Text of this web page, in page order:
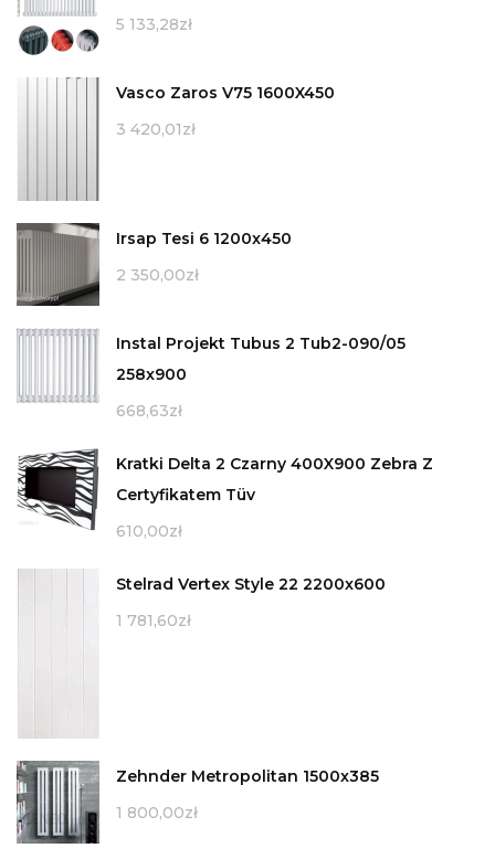
5 133,28zł
Vasco Zaros V75 1600X450
3 420,01zł
Irsap Tesi 6 1200x450
2 350,00zł
Instal Projekt Tubus 2 Tub2-090/05
258x900
668,63zł
Kratki Delta 2 Czarny 400X900 Zebra Z
Certyfikatem Tüv
610,00zł
Stelrad Vertex Style 22 2200x600
1 781,60zł
Zehnder Metropolitan 1500x385
1 800,00zł